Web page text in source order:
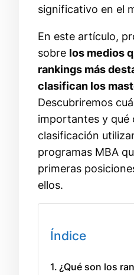
significativo en el
En este artículo,
sobre los medios
rankings más
clasifican los
Descubriremos
importantes y qué
clasificación
programas MBA
primeras
ellos.
Índice
¿Qué son los